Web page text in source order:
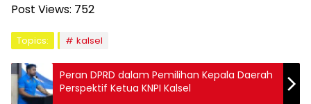
Post Views: 752
Topics: kalsel
Peran DPRD dalam Pemilihan Kepala Daerah
Perspektif Ketua KNPI Kalsel